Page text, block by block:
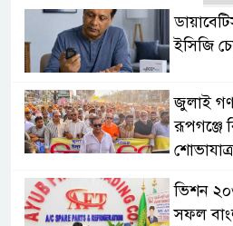
ইসিজি
জুলাই
রূপগঞ্জে
ভিশন
সফল